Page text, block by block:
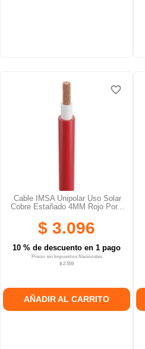
Cable IMSA Unipolar Uso Solar
Cobre Estañado 4MM Rojo Por...
$ 3.096
10 % de descuento en 1 pago
Precio sin Impuestos Nacionales
$ 2.559
AÑADIR AL CARRITO
favorite_border
favorite_border
favorite_border